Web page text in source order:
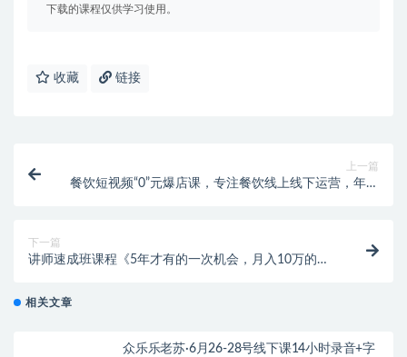
下载的课程仅供学习使用。
收藏 链接
上一篇
餐饮短视频“0”元爆店课，专注餐饮线上线下运营，年入
下一篇
讲师速成班课程《5年才有的一次机会，月入10万的永
相关文章
众乐乐老苏·6月26-28号线下课14小时录音+字